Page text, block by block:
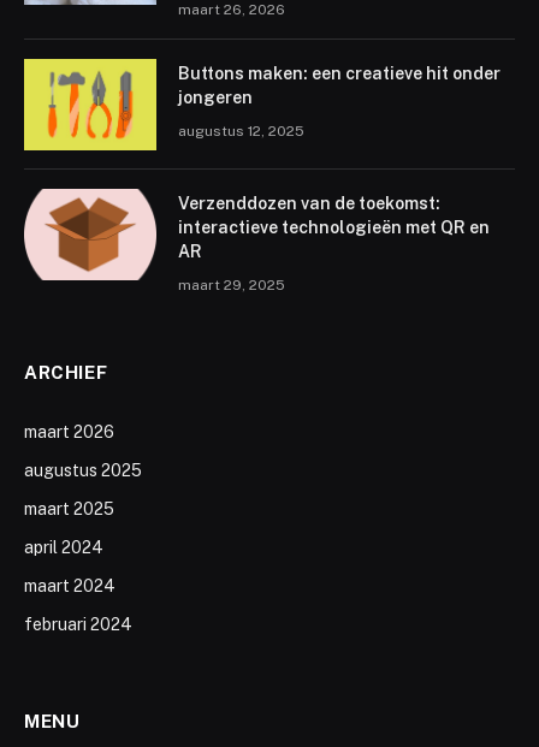
maart 26, 2026
Buttons maken: een creatieve hit onder
jongeren
augustus 12, 2025
Verzenddozen van de toekomst:
interactieve technologieën met QR en
AR
maart 29, 2025
ARCHIEF
maart 2026
augustus 2025
maart 2025
april 2024
maart 2024
februari 2024
MENU